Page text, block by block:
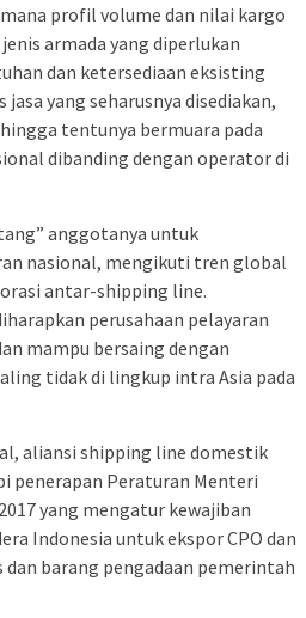
profil volume dan nilai kargo
armada yang diperlukan
dan ketersediaan eksisting
yang seharusnya disediakan,
tentunya bermuara pada
dibanding dengan operator di
anggotanya untuk
nasional, mengikuti tren global
antar-shipping line.
perusahaan pelayaran
mampu bersaing dengan
tidak di lingkup intra Asia pada
aliansi shipping line domestik
penerapan Peraturan Menteri
yang mengatur kewajiban
Indonesia untuk ekspor CPO dan
barang pengadaan pemerintah